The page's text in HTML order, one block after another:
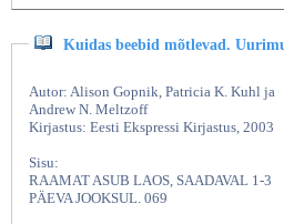
Kuidas beebid mõtlevad.
Autor: Alison Gopnik, Patricia K. Kuhl ja
Andrew N. Meltzoff
Kirjastus: Eesti Ekspressi Kirjastus, 2003
Sisu:
RAAMAT ASUB LAOS, SAADAVAL 1-3
PÄEVA JOOKSUL. 069